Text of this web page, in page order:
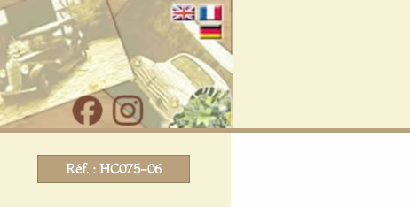
Réf. : HC075-06